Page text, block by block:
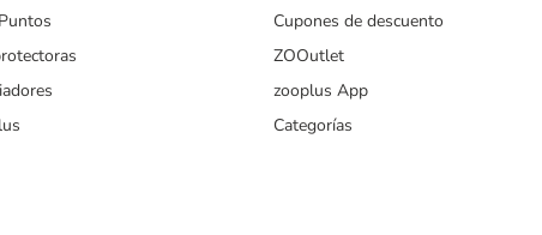
Cupones de descuento
ZOOutlet
zooplus App
Categorías